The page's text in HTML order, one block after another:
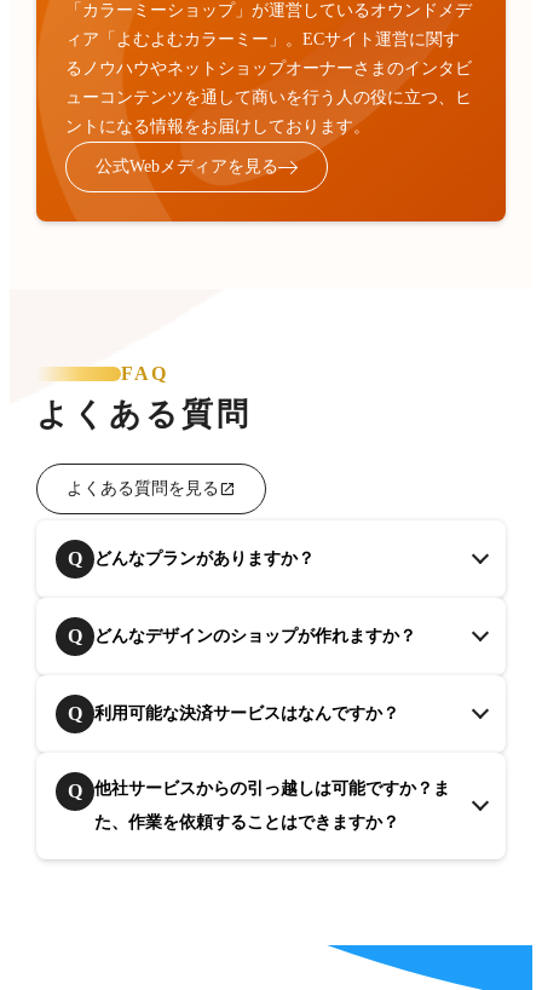
「カラーミーショップ」が運営しているオウンドメデ
ィア「よむよむカラーミー」。ECサイト運営に関す
るノウハウやネットショップオーナーさまのインタビ
ューコンテンツを通して商いを行う人の役に立つ、ヒ
ントになる情報をお届けしております。
公式Webメディアを見る
FAQ
よくある質問
よくある質問を見る
Q どんなプランがありますか？
Q どんなデザインのショップが作れますか？
Q 利用可能な決済サービスはなんですか？
Q
他社サービスからの引っ越しは可能ですか？ま
た、作業を依頼することはできますか？